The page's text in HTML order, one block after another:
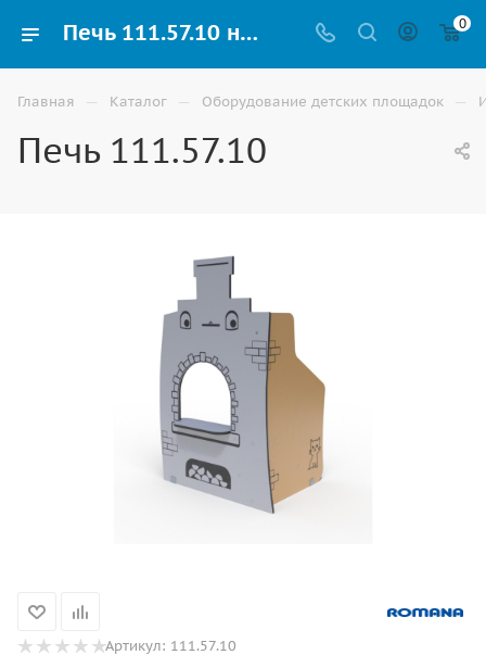
Печь 111.57.10 на улицу для детской площадки купить в Владикавказе 0
Главная — Каталог — Оборудование детских площадок —
Печь 111.57.10
Артикул: 111.57.10